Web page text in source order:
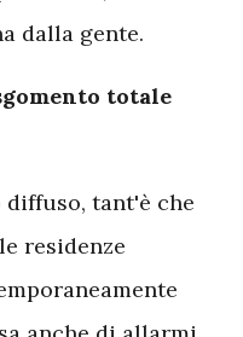
dalla gente.
totale
tant'è che
residenze